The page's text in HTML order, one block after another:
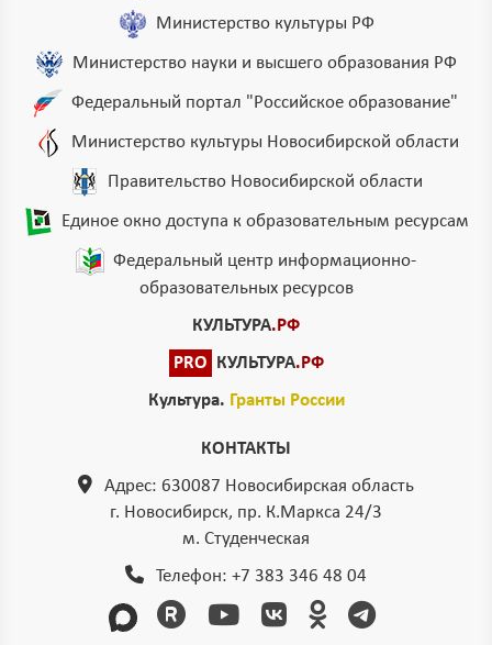
Министерство культуры РФ
Министерство науки и высшего образования РФ
Федеральный портал "Российское образование"
Министерство культуры Новосибирской области
Правительство Новосибирской области
Единое окно доступа к образовательным ресурсам
Федеральный центр информационно-
образовательных ресурсов
КУЛЬТУРА.РФ
PRO
КУЛЬТУРА.РФ
Культура. Гранты России
КОНТАКТЫ
Адрес: 630087 Новосибирская область
г. Новосибирск, пр. К.Маркса 24/3
м. Студенческая
Телефон: +7 383 346 48 04